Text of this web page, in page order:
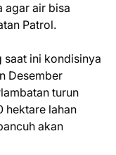
agar air bisa
Patrol.
saat ini kondisinya
Desember
turun
hektare lahan
akan